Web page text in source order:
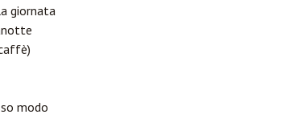
giornata
modo